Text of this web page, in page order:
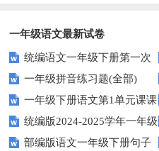
一年级语文最新试卷
统编语文一年级下册第一次
月考测试题7
一年级拼音练习题(全部)
一年级下册语文第1单元课课
练 统编版2024-2025学年一年级
语文上册期末巩固测试卷
部编版语文一年级下册句子